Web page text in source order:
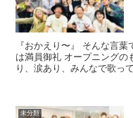
『おかえり〜』 そんな言葉でたくさんの方に迎えられた大阪。 会場
は満員御礼 オープニングのもろめいちゃんの涙から始まり、 笑いあ
未分類